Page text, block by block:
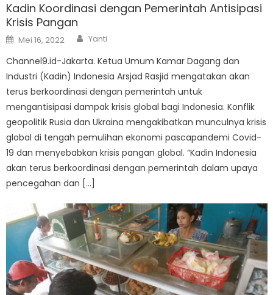
Kadin Koordinasi dengan Pemerintah Antisipasi
Krisis Pangan
Posted
on
Mei 16, 2022 Author
Yanti
Channel9.id-Jakarta. Ketua Umum Kamar Dagang dan
Industri (Kadin) Indonesia Arsjad Rasjid mengatakan akan
terus berkoordinasi dengan pemerintah untuk
mengantisipasi dampak krisis global bagi Indonesia. Konflik
geopolitik Rusia dan Ukraina mengakibatkan munculnya krisis
global di tengah pemulihan ekonomi pascapandemi Covid-
19 dan menyebabkan krisis pangan global. “Kadin Indonesia
akan terus berkoordinasi dengan pemerintah dalam upaya
pencegahan dan […]